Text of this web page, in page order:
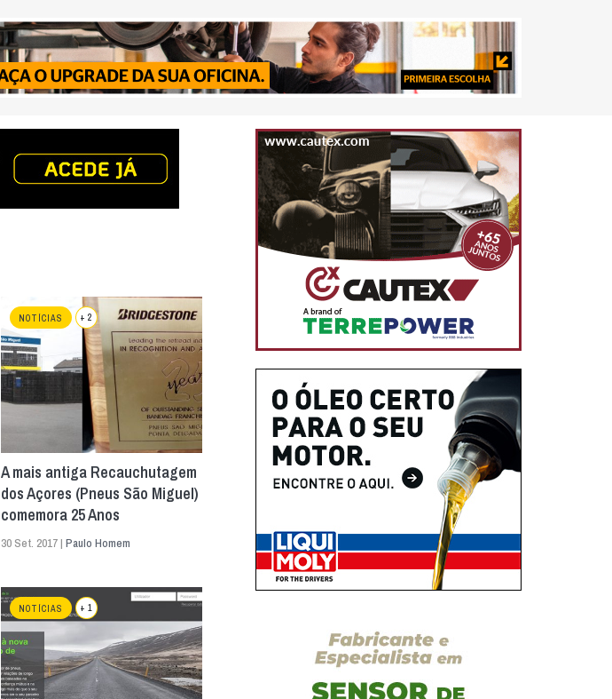
NOTÍCIAS + 2
A mais antiga Recauchutagem
dos Açores (Pneus São Miguel)
comemora 25 Anos
30 Set. 2017 |Paulo Homem
NOTÍCIAS + 1